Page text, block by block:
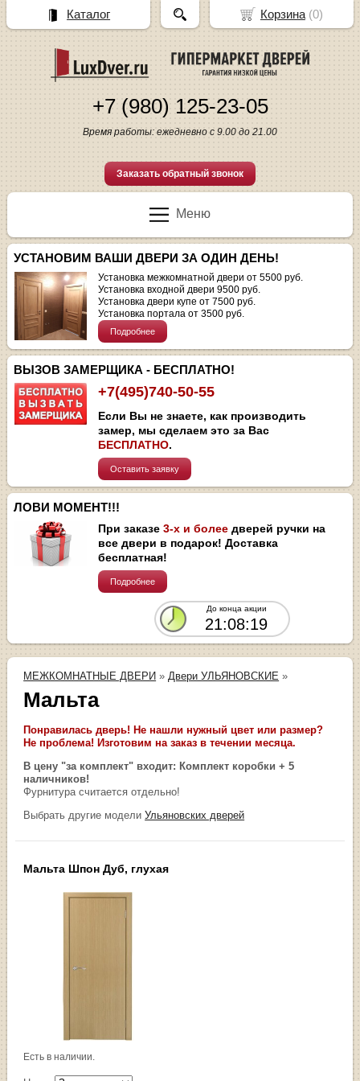
+7 (980) 125-23-05
Время работы: ежедневно с 9.00 до 21.00
Заказать обратный звонок
Меню
УСТАНОВИМ ВАШИ ДВЕРИ ЗА ОДИН ДЕНЬ!
Установка межкомнатной двери от 5500 руб.
Установка входной двери 9500 руб.
Установка двери купе от 7500 руб.
Установка портала от 3500 руб.
Подробнее
ВЫЗОВ ЗАМЕРЩИКА - БЕСПЛАТНО!
+7(495)740-50-55
Если Вы не знаете, как производить
замер, мы сделаем это за Вас
БЕСПЛАТНО.
Оставить заявку
ЛОВИ МОМЕНТ!!!
При заказе3-х и более дверей ручки на
все двери в подарок! Доставка
бесплатная!
Подробнее
До конца акции
21:08:19
МЕЖКОМНАТНЫЕ ДВЕРИ » Двери УЛЬЯНОВСКИЕ »
Мальта
Понравилась дверь! Не нашли нужный цвет или размер?
Не проблема! Изготовим на заказ в течении месяца.
В цену "за комплект" входит: Комплект коробки + 5
наличников!
Фурнитура считается отдельно!
Выбрать другие моделиУльяновских дверей
Мальта Шпон Дуб, глухая
Есть в наличии.
Корзина(0)
Каталог